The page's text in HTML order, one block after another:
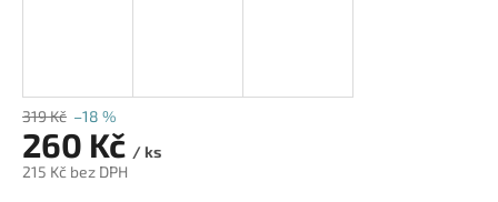
319 Kč –18 %
260 Kč / ks
215 Kč bez DPH